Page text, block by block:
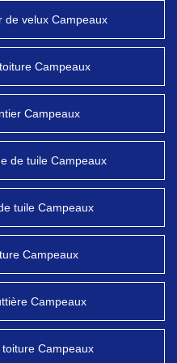
de velux Campeaux
Campeaux
Campeaux
de tuile Campeaux
tuile Campeaux
Campeaux
Campeaux
Campeaux